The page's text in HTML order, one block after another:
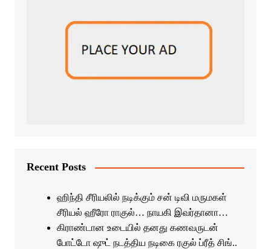
Recent Posts
ஹிந்தி சீரியலில் நடிக்கும் சன் டிவி மருமகள்
சீரியல் ஹீரோ ராகுல்… நாயகி இவர்தானா…
கிராண்டான உடையில் தனது கணவருடன்
போட்டோ ஷுட் நடத்திய நடிகை ரகுல் ப்ரீத் சிங்..